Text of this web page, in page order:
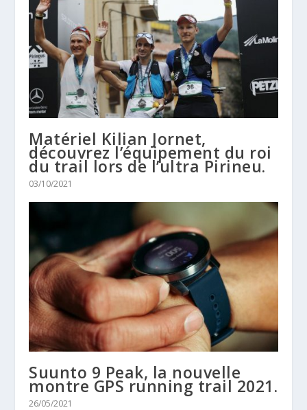
Matériel Kilian Jornet,
découvrez l’équipement du roi
du trail lors de l’ultra Pirineu.
03/10/2021
Suunto 9 Peak, la nouvelle
montre GPS running trail 2021.
26/05/2021